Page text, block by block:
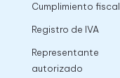
Cumplimiento fiscal
Registro de IVA
Representante
autorizado